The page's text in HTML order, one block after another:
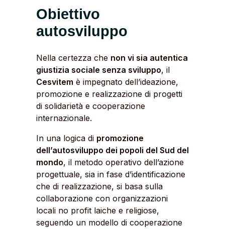
Obiettivo
autosviluppo
Nella certezza che non vi sia autentica
giustizia sociale senza sviluppo, il
Cesvitem è impegnato dell’ideazione,
promozione e realizzazione di progetti
di solidarietà e cooperazione
internazionale.
In una logica di promozione
dell’autosviluppo dei popoli del Sud del
mondo, il metodo operativo dell’azione
progettuale, sia in fase d’identificazione
che di realizzazione, si basa sulla
collaborazione con organizzazioni
locali no profit laiche e religiose,
seguendo un modello di cooperazione